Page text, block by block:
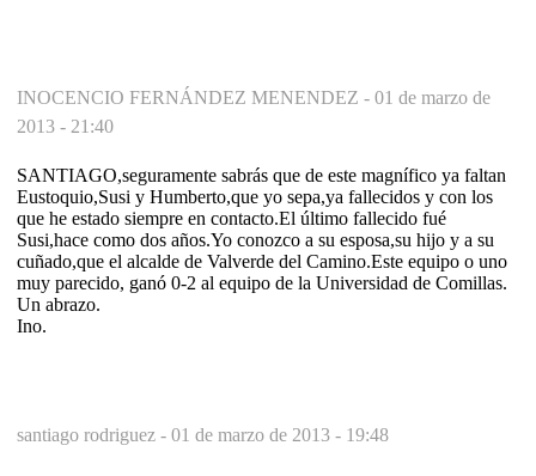
INOCENCIO FERNÁNDEZ MENENDEZ - 01 de marzo de
2013 - 21:40
SANTIAGO,seguramente sabrás que de este magnífico ya faltan
Eustoquio,Susi y Humberto,que yo sepa,ya fallecidos y con los
que he estado siempre en contacto.El último fallecido fué
Susi,hace como dos años.Yo conozco a su esposa,su hijo y a su
cuñado,que el alcalde de Valverde del Camino.Este equipo o uno
muy parecido, ganó 0-2 al equipo de la Universidad de Comillas.
Un abrazo.
Ino.
santiago rodriguez - 01 de marzo de 2013 - 19:48